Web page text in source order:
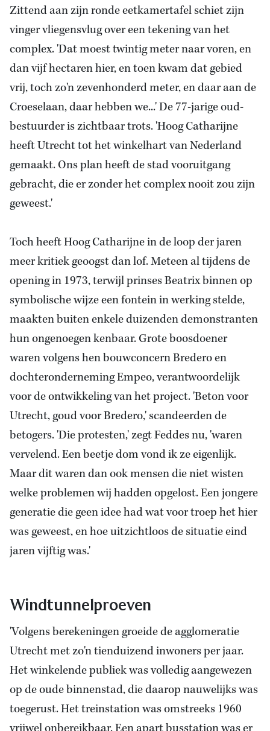
Zittend aan zijn ronde eetkamertafel schiet zijn
vinger vliegensvlug over een tekening van het
complex. 'Dat moest twintig meter naar voren, en
dan vijf hectaren hier, en toen kwam dat gebied
vrij, toch zo'n zevenhonderd meter, en daar aan de
Croeselaan, daar hebben we...' De 77-jarige oud-
bestuurder is zichtbaar trots. 'Hoog Catharijne
heeft Utrecht tot het winkelhart van Nederland
gemaakt. Ons plan heeft de stad vooruitgang
gebracht, die er zonder het complex nooit zou zijn
geweest.'
Toch heeft Hoog Catharijne in de loop der jaren
meer kritiek geoogst dan lof. Meteen al tijdens de
opening in 1973, terwijl prinses Beatrix binnen op
symbolische wijze een fontein in werking stelde,
maakten buiten enkele duizenden demonstranten
hun ongenoegen kenbaar. Grote boosdoener
waren volgens hen bouwconcern Bredero en
dochteronderneming Empeo, verantwoordelijk
voor de ontwikkeling van het project. 'Beton voor
Utrecht, goud voor Bredero,' scandeerden de
betogers. 'Die protesten,' zegt Feddes nu, 'waren
vervelend. Een beetje dom vond ik ze eigenlijk.
Maar dit waren dan ook mensen die niet wisten
welke problemen wij hadden opgelost. Een jongere
generatie die geen idee had wat voor troep het hier
was geweest, en hoe uitzichtloos de situatie eind
jaren vijftig was.'
Windtunnelproeven
'Volgens berekeningen groeide de agglomeratie
Utrecht met zo'n tienduizend inwoners per jaar.
Het winkelende publiek was volledig aangewezen
op de oude binnenstad, die daarop nauwelijks was
toegerust. Het treinstation was omstreeks 1960